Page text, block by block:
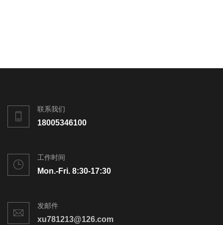
联系我们
18005346100
工作时间
Mon.-Fri. 8:30-17:30
发邮件
xu781213@126.com